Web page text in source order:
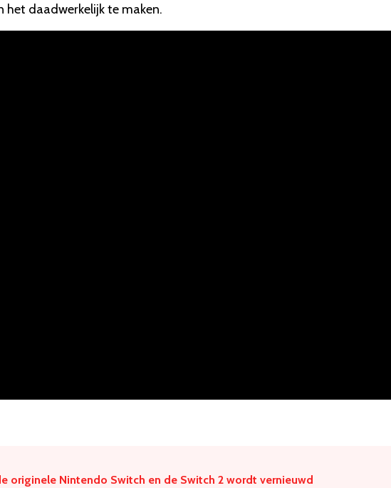
het daadwerkelijk te maken.
originele Nintendo Switch en de Switch 2 wordt vernieuwd